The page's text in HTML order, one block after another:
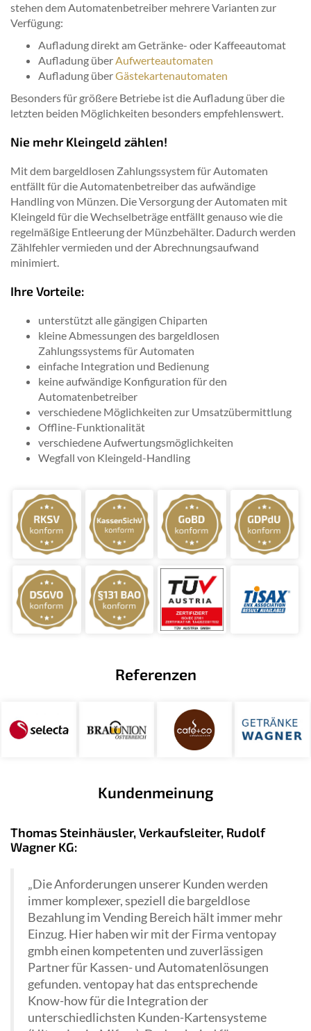
stehen dem Automatenbetreiber mehrere Varianten zur
Verfügung:
Aufladung direkt am Getränke- oder Kaffeeautomat
Aufladung überAufwerteautomaten
Aufladung überGästekartenautomaten
Besonders für größere Betriebe ist die Aufladung über die
letzten beiden Möglichkeiten besonders empfehlenswert.
Nie mehr Kleingeld zählen!
Mit dem bargeldlosen Zahlungssystem für Automaten
entfällt für die Automatenbetreiber das aufwändige
Handling von Münzen. Die Versorgung der Automaten mit
Kleingeld für die Wechselbeträge entfällt genauso wie die
regelmäßige Entleerung der Münzbehälter. Dadurch werden
Zählfehler vermieden und der Abrechnungsaufwand
minimiert.
Ihre Vorteile:
unterstützt alle gängigen Chiparten
kleine Abmessungen des bargeldlosen
Zahlungssystems für Automaten
einfache Integration und Bedienung
keine aufwändige Konfiguration für den
Automatenbetreiber
verschiedene Möglichkeiten zur Umsatzübermittlung
Offline-Funktionalität
verschiedene Aufwertungsmöglichkeiten
Wegfall von Kleingeld-Handling
Referenzen
Kundenmeinung
Thomas Steinhäusler, Verkaufsleiter, Rudolf
Wagner KG:
„Die Anforderungen unserer Kunden werden
immer komplexer, speziell die bargeldlose
Bezahlung im Vending Bereich hält immer mehr
Einzug. Hier haben wir mit der Firma ventopay
gmbh einen kompetenten und zuverlässigen
Partner für Kassen- und Automatenlösungen
gefunden. ventopay hat das entsprechende
Know-how für die Integration der
unterschiedlichsten Kunden-Kartensysteme